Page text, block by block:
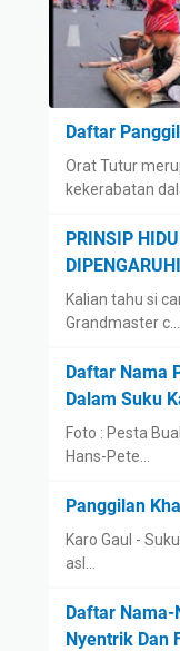
Daftar
Orat Tutur
kekerabatan
PRINSIP
Kalian tahu si
Grandmaster c…
Daftar Nama
Dalam Suku
Foto : Pesta
Hans-Pete…
Panggilan
Karo Gaul -
asl…
Daftar Nama-
Nyentrik Dan